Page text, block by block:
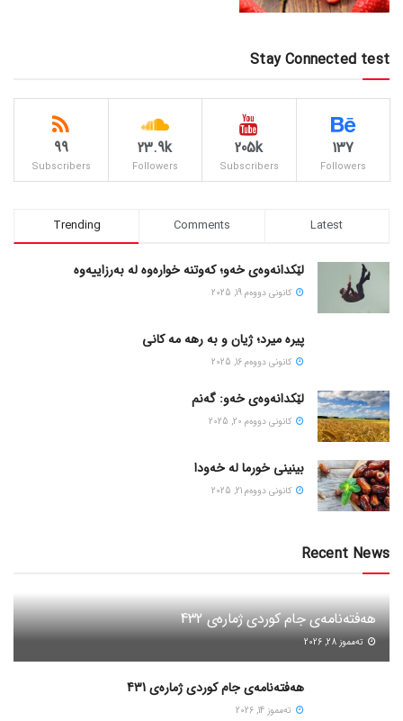
Stay Connected test
137
Followers
205k
Subscribers
23.9k
Followers
99
Subscribers
Trending Comments Latest
لێکدانەوەی خەو؛ کەوتنە خوارەوە لە بەرزاییەوە
كانونی دووه‌م 19, 2025
پیره میرد؛ ژیان و به رهه مه کانی
كانونی دووه‌م 16, 2025
لێکدانەوەی خەو: گەنم
كانونی دووه‌م 20, 2025
بینینی خورما لە خەودا
كانونی دووه‌م 21, 2025
Recent News
هەفتەنامەی جام کوردی ژمارەی 432
ته‌مموز 28, 2026
هەفتەنامەی جام کوردی ژمارەی 431
ته‌مموز 14, 2026